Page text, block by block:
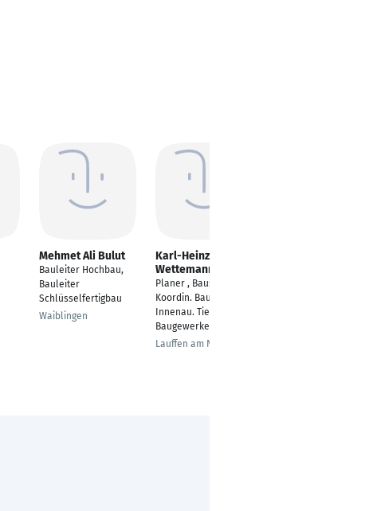
Mehmet Ali Bulut
Bauleiter Hochbau,
Bauleiter
Schlüsselfertigbau
Waiblingen
Karl-Heinz
Wettemann
Planer , Baustell.
Koordin. Bau,
Innenau. Tiefb. alle
Baugewerke
Lauffen am Neckar